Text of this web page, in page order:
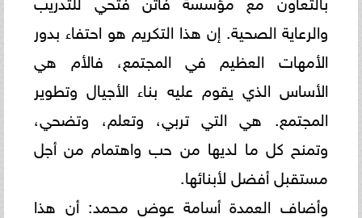
والرعاية الصحية. إن هذا التكريم هو احتفاء بدور
الأمهات العظيم في المجتمع، فالأم هي
الأساس الذي يقوم عليه بناء الأجيال وتطوير
المجتمع. هي التي تربي، وتعلم، وتضحي،
وتمنح كل ما لديها من حب واهتمام من أجل
مستقبل أفضل لأبنائها.
وأضاف العمدة أسامة عوض محمد: أن هذا